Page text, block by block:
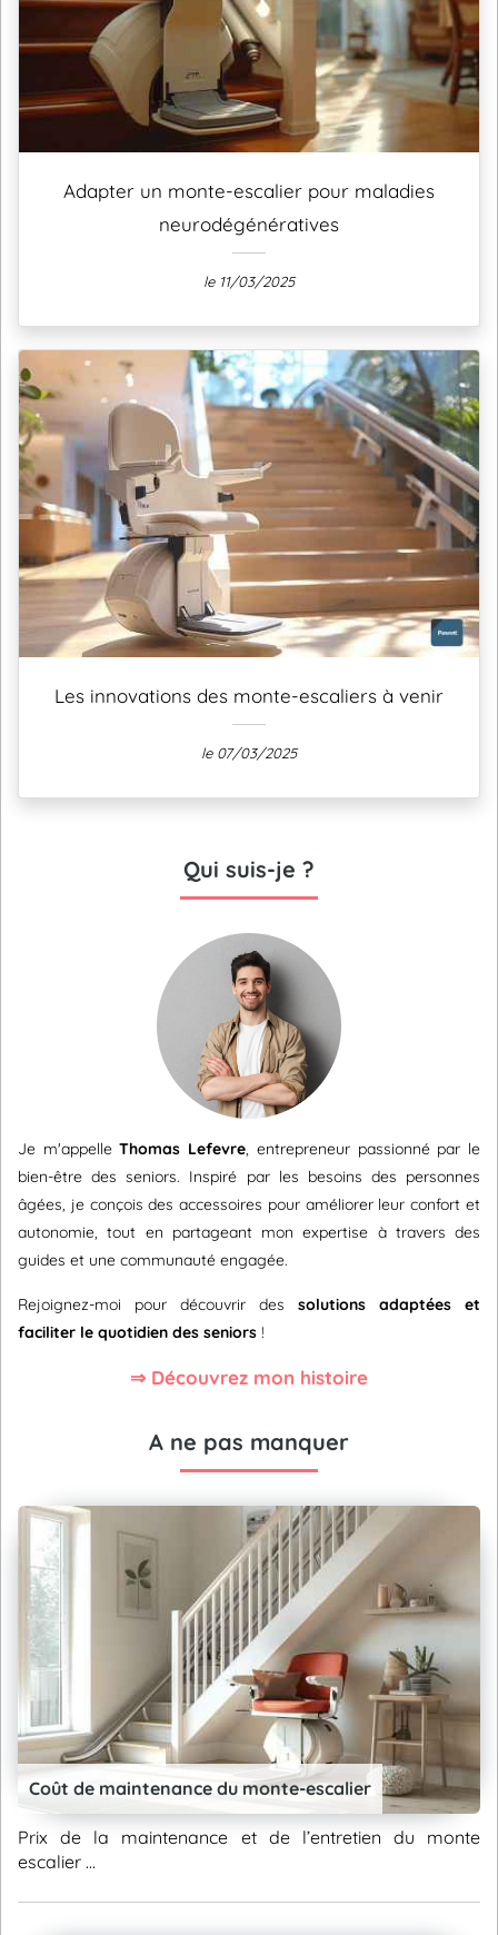
Adapter un monte-escalier pour maladies
neurodégénératives
le 11/03/2025
Les innovations des monte-escaliers à venir
le 07/03/2025
Qui suis-je ?
Je m'appelleThomas Lefevre , entrepreneur passionné par le
bien-être des seniors. Inspiré par les besoins des personnes
âgées, je conçois des accessoires pour améliorer leur confort et
autonomie, tout en partageant mon expertise à travers des
guides et une communauté engagée.
Rejoignez-moi pour découvrir des solutions adaptées et
faciliter le quotidien des seniors !
⇒ Découvrez mon histoire
A ne pas manquer
Coût de maintenance du monte-escalier
Prix de la maintenance et de l’entretien du monte
escalier ...